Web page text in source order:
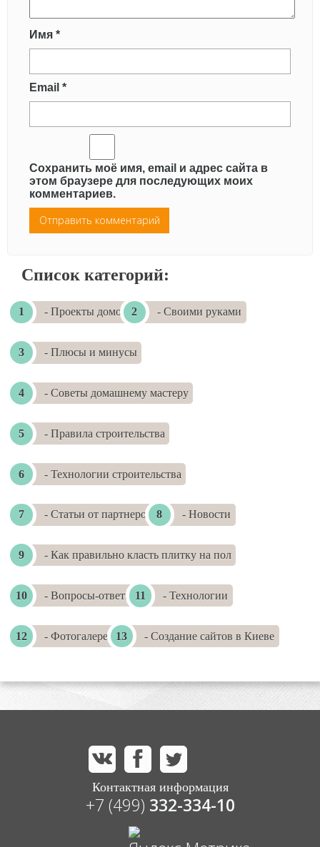
Имя *
Email *
Сохранить моё имя, email и адрес сайта в
этом браузере для последующих моих
комментариев.
Список категорий:
- Проекты домов - Своими руками
- Плюсы и минусы
- Советы домашнему мастеру
- Правила строительства
- Технологии строительства
- Статьи от партнеров - Новости
- Как правильно класть плитку на пол
- Вопросы-ответы - Технологии
- Фотогалереи - Создание сайтов в Киеве
Контактная информация
+7 (499) 332-334-10